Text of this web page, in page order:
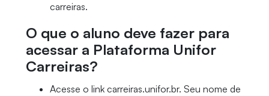
carreiras.
O que o aluno deve fazer para
acessar a Plataforma Unifor
Carreiras?
Acesse o link carreiras.unifor.br. Seu nome de